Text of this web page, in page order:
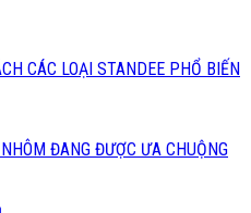
CÁC LOẠI STANDEE PHỔ BIẾN
ĐANG ĐƯỢC ƯA CHUỘNG